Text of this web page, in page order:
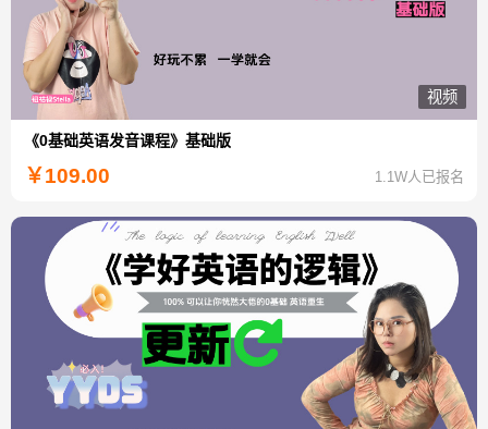
视频
《0基础英语发音课程》基础版
￥109.00 1.1W人已报名